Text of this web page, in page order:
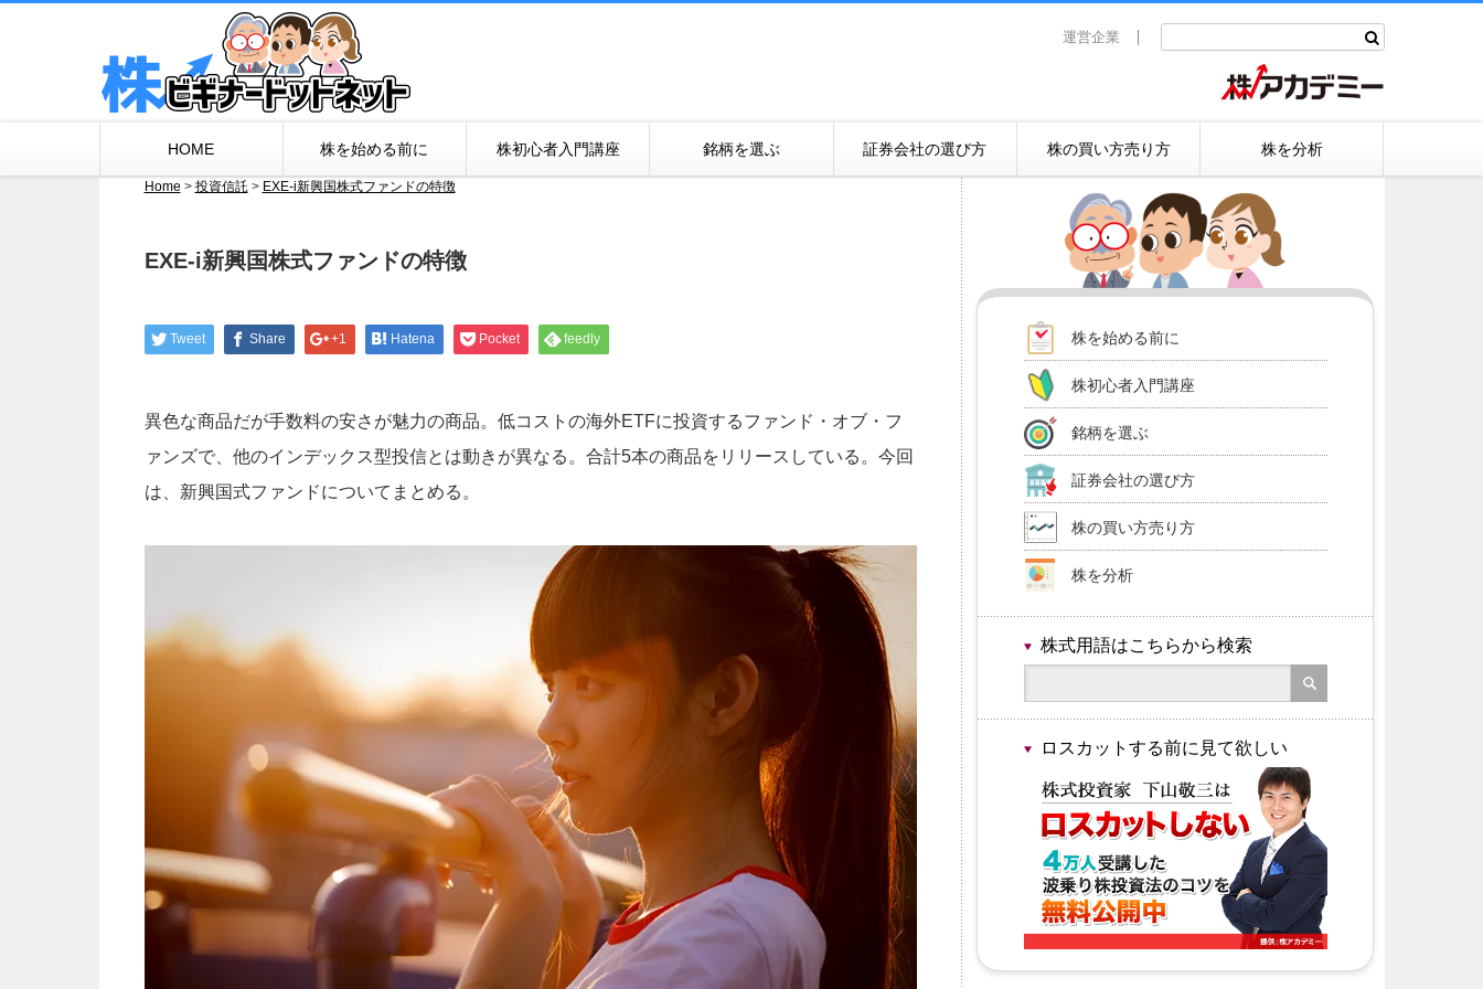
運営企業
HOME 株を始める前に 株初心者入門講座 銘柄を選ぶ 証券会社の選び方 株の買い方売り方 株を分析
Home > 投資信託 > EXE-i新興国株式ファンドの特徴
EXE-i新興国株式ファンドの特徴
Tweet Share +1 Hatena Pocket feedly
異色な商品だが手数料の安さが魅力の商品。低コストの海外ETFに投資するファンド・オブ・フ
ァンズで、他のインデックス型投信とは動きが異なる。合計5本の商品をリリースしている。今回
は、新興国式ファンドについてまとめる。
株を始める前に
株初心者入門講座
銘柄を選ぶ
証券会社の選び方
株の買い方売り方
株を分析
株式用語はこちらから検索
ロスカットする前に見て欲しい